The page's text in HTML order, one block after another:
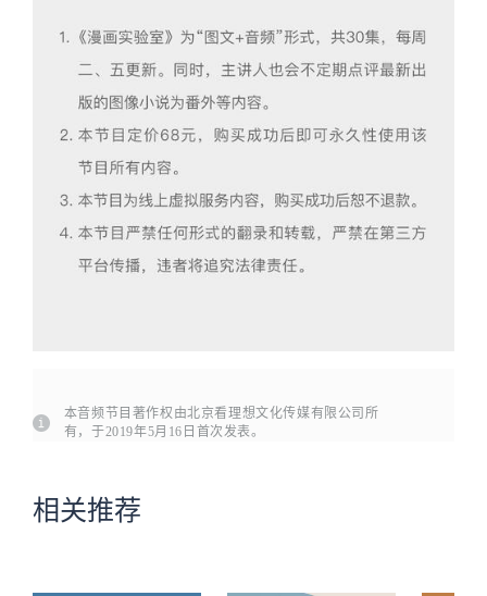
本音频节目著作权由北京看理想文化传媒有限公司所
有，于2019年5月16日首次发表。
相关推荐